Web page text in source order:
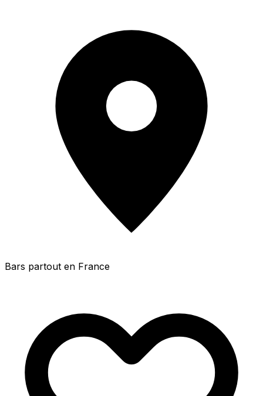
Bars partout en France